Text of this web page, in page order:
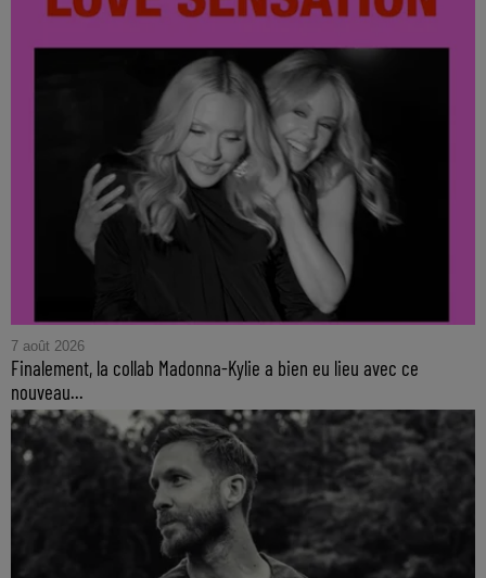
7 août 2026
Finalement, la collab Madonna-Kylie a bien eu lieu avec ce
nouveau...